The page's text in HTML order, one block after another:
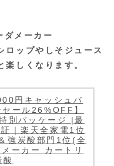
メーカー
ロップやしそジュース
楽しくなります。
円キャッシュバ
ール26%OFF】
別パッケージ |最
｜楽天全家電1位
強炭酸部門1位(全
ーカー カートリ
酸